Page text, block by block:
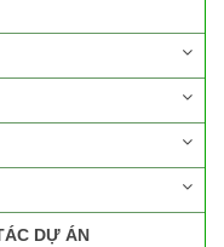
DỰ ÁN